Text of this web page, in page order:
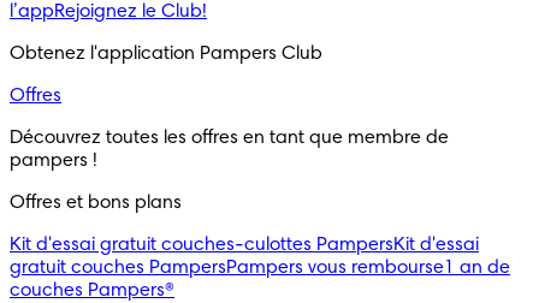
l’appRejoignez le Club!
Obtenez l'application Pampers Club
Offres
Découvrez toutes les offres en tant que membre de
pampers !
Offres et bons plans
Kit d'essai gratuit couches-culottes PampersKit d'essai
gratuit couches PampersPampers vous rembourse1 an de
couches Pampers®